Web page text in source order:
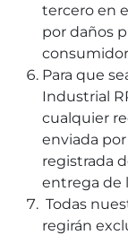
tercero en
por daños
Para que
Industrial
cualquier
enviada
registrada
entrega de
Todas
regirán